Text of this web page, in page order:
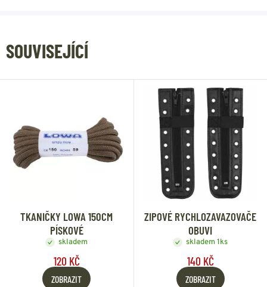
SOUVISEJÍCÍ
TKANIČKY LOWA 150CM
PÍSKOVÉ
skladem
120 KČ
ZOBRAZIT
ZIPOVÉ RYCHLOZAVAZOVAČE
OBUVI
skladem 1ks
140 KČ
ZOBRAZIT